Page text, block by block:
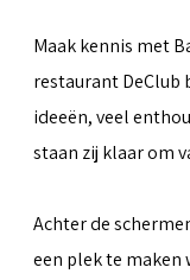
Maak kennis met
restaurant DeClub
ideeën, veel
staan zij klaar om
Achter de
een plek te maken